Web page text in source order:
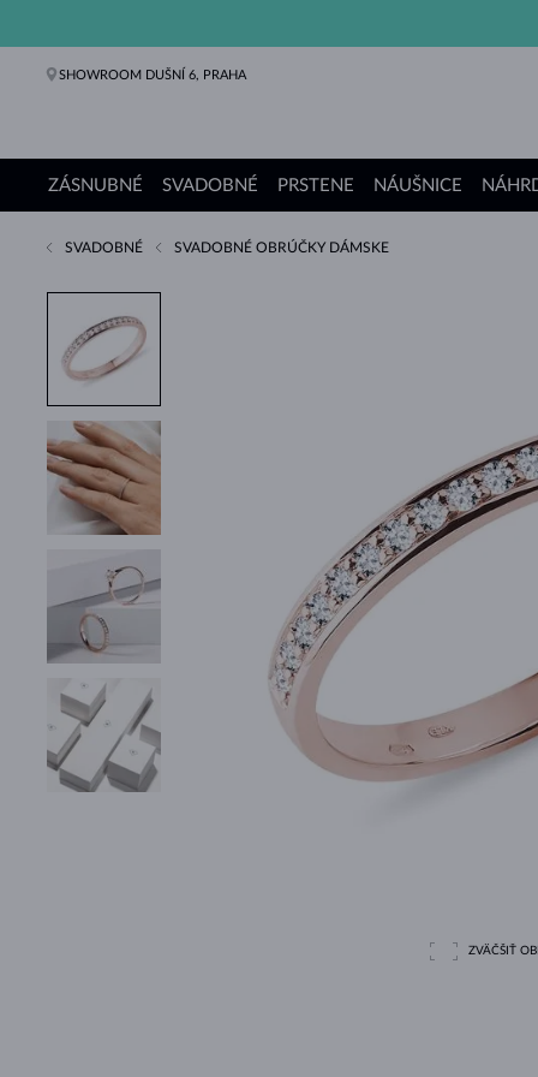
SHOWROOM DUŠNÍ 6, PRAHA
ZÁSNUBNÉ
Zásnubné prstene
SVADOBNÉ
Svadobné obrúčky
PRSTENE
Prstene
NÁUŠNICE
Náušnice
Náhrdelníky
Náramky
Perly
Šperky
Darčeky
Kolekcie KLENOTA
SVADOBNÉ SVADOBNÉ OBRÚČKY DÁMSKE
ZVÄČŠIŤ